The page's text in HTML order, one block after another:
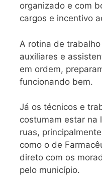
organizado e com
cargos e incentivo
A rotina de
auxiliares e
em ordem,
funcionando bem.
Já os técnicos e
costumam estar na
ruas,
como o de
direto com os
pelo município.